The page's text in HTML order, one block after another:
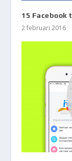
15 Facebook
2 februari 2016